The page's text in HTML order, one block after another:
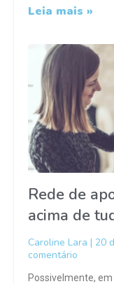
Leia mais »
Rede de
acima de
Caroline Lara 20
comentário
Possivelmente,